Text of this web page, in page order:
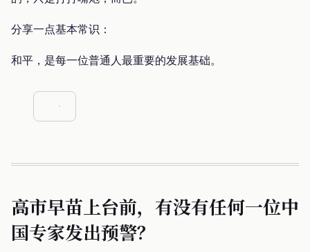
分享一点基本常识：
和平，是每一位普通人最重要的发展基础。
高市早苗上台前，有没有任何一位中
国专家发出预警？